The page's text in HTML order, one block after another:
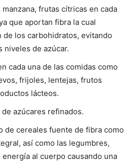
frutas cítricas en cada
que aportan fibra la cual
de los carbohidratos, evitando
niveles de azúcar.
cada una de las comidas como
frijoles, lentejas, frutos
lácteos.
azúcares refinados.
de cereales fuente de fibra como
así como las legumbres,
al cuerpo causando una